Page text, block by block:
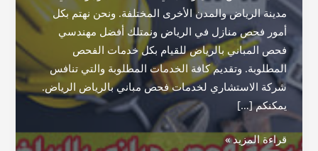
مدينة الرياض والمدن الأخرى المختلفة. ونحن نهتم بكل
أمور فحص منازل في الرياض ونمتلك أفضل مهندسي
فحص المباني بالرياض للقيام بكل خدمات الفحص
المطلوبة. وتقديم كافة الخدمات المطلوبة والتي تنافس
شركة الاستشاري لخدمات فحص مباني بالرياض الرياض.
يمكنكم […]
شركة
قراءة المزيد »